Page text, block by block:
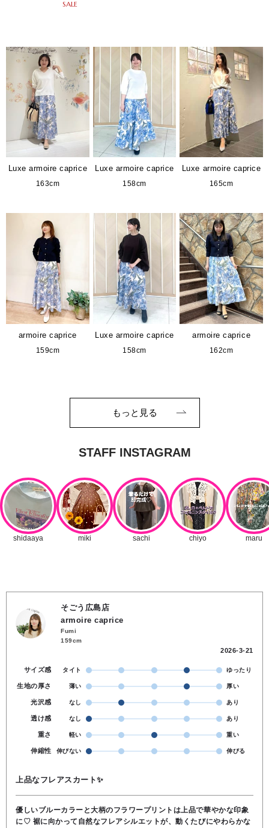
SALE
Luxe armoire caprice
163cm
Luxe armoire caprice
158cm
Luxe armoire caprice
165cm
armoire caprice
159cm
Luxe armoire caprice
158cm
armoire caprice
162cm
もっと見る
そごう広島店
armoire caprice
Fumi
159cm
2026-3-21
サイズ感 タイト ゆったり
生地の厚さ 薄い 厚い
光沢感 なし あり
透け感 なし あり
重さ 軽い 重い
伸縮性 伸びない 伸びる
上品なフレアスカート✨
優しいブルーカラーと大柄のフラワープリントは上品で華やかな印象
に♡ 裾に向かって自然なフレアシルエットが、動くたびにやわらかな